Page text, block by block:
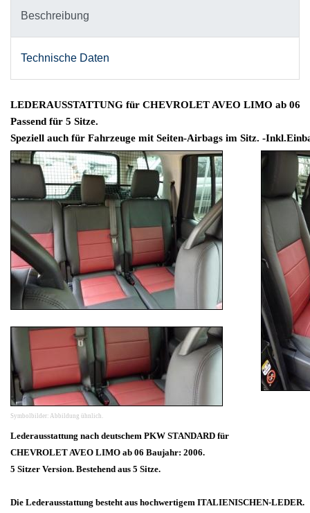
Beschreibung
Technische Daten
LEDERAUSSTATTUNG für CHEVROLET AVEO LIMO ab 06
Passend für 5 Sitze.
Speziell auch für Fahrzeuge mit Seiten-Airbags im Sitz. -
Symbolbilder: Abbildung ühnlich.
Lederausstattung nach deutschem PKW STANDARD für
CHEVROLET AVEO LIMO ab 06 Baujahr: 2006.
5 Sitzer Version. Bestehend aus 5 Sitze.
Die Lederausstattung besteht aus hochwertigem ITALIENISCHEN-LEDER.